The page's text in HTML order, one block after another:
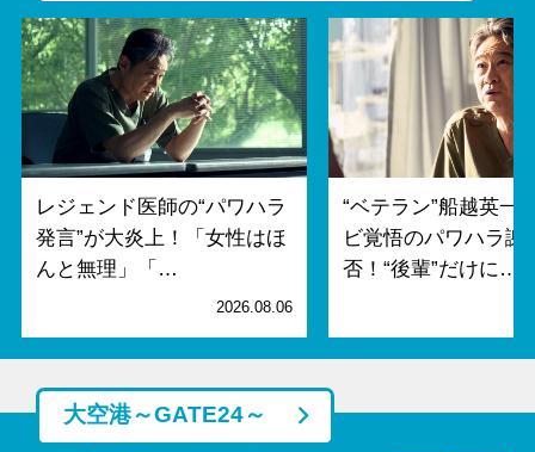
レジェンド医師の“パワハラ
発言”が大炎上！「女性はほ
んと無理」「…
2026.08.06
“ベテラン”船越英一
ビ覚悟のパワハラ謝
否！“後輩”だけに…
大空港～GATE24～